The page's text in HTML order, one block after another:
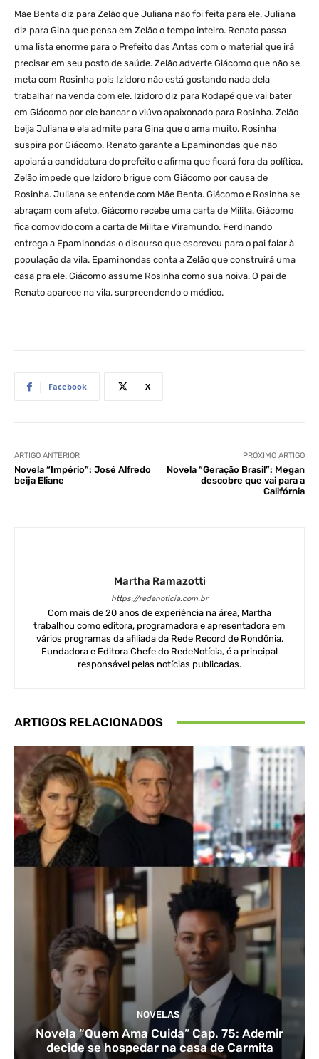
Mãe Benta diz para Zelão que Juliana não foi feita para ele. Juliana
diz para Gina que pensa em Zelão o tempo inteiro. Renato passa
uma lista enorme para o Prefeito das Antas com o material que irá
precisar em seu posto de saúde. Zelão adverte Giácomo que não se
meta com Rosinha pois Izidoro não está gostando nada dela
trabalhar na venda com ele. Izidoro diz para Rodapé que vai bater
em Giácomo por ele bancar o viúvo apaixonado para Rosinha. Zelão
beija Juliana e ela admite para Gina que o ama muito. Rosinha
suspira por Giácomo. Renato garante a Epaminondas que não
apoiará a candidatura do prefeito e afirma que ficará fora da política.
Zelão impede que Izidoro brigue com Giácomo por causa de
Rosinha. Juliana se entende com Mãe Benta. Giácomo e Rosinha se
abraçam com afeto. Giácomo recebe uma carta de Milita. Giácomo
fica comovido com a carta de Milita e Viramundo. Ferdinando
entrega a Epaminondas o discurso que escreveu para o pai falar à
população da vila. Epaminondas conta a Zelão que construirá uma
casa pra ele. Giácomo assume Rosinha como sua noiva. O pai de
Renato aparece na vila, surpreendendo o médico.
Facebook X
ARTIGO ANTERIOR
Novela “Império”: José Alfredo
beija Eliane
PRÓXIMO ARTIGO
Novela “Geração Brasil”: Megan
descobre que vai para a
Califórnia
Martha Ramazotti
https://redenoticia.com.br
Com mais de 20 anos de experiência na área, Martha
trabalhou como editora, programadora e apresentadora em
vários programas da afiliada da Rede Record de Rondônia.
Fundadora e Editora Chefe do RedeNotícia, é a principal
responsável pelas notícias publicadas.
ARTIGOS RELACIONADOS
NOVELAS
Novela “Quem Ama Cuida” Cap. 75: Ademir
decide se hospedar na casa de Carmita